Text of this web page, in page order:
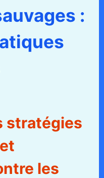
:
stratégies
les